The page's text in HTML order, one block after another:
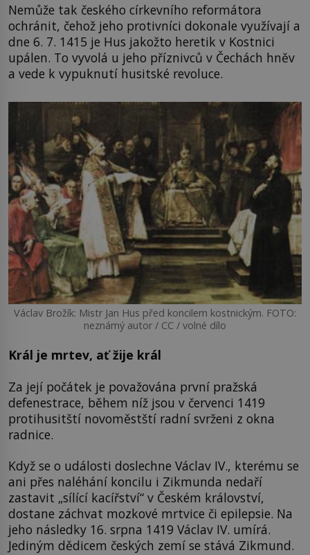
Nemůže tak českého církevního reformátora
ochránit, čehož jeho protivníci dokonale využívají a
dne 6. 7. 1415 je Hus jakožto heretik v Kostnici
upálen. To vyvolá u jeho příznivců v Čechách hněv
a vede k vypuknutí husitské revoluce.
Václav Brožík: Mistr Jan Hus před koncilem kostnickým. FOTO:
neznámý autor / CC / volné dílo
Král je mrtev, ať žije král
Za její počátek je považována první pražská
defenestrace, během níž jsou v červenci 1419
protihusitští novoměstští radní svrženi z okna
radnice.
Když se o události doslechne Václav IV., kterému se
ani přes naléhání koncilu i Zikmunda nedaří
zastavit „sílící kacířství“ v Českém království,
dostane záchvat mozkové mrtvice či epilepsie. Na
jeho následky 16. srpna 1419 Václav IV. umírá.
Jediným dědicem českých zemí se stává Zikmund.